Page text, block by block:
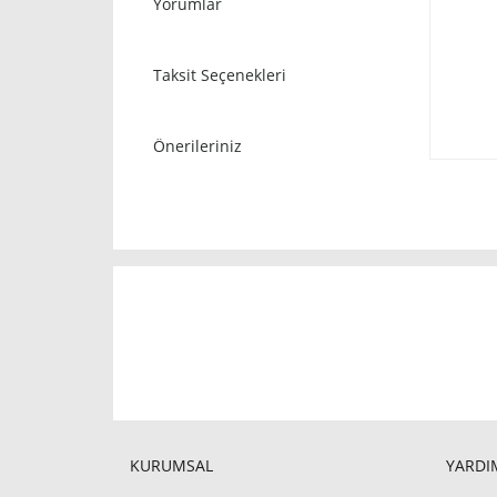
Taksit Seçenekleri
Önerileriniz
KURUMSAL